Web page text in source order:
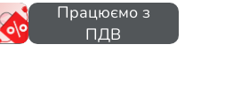
Працюємо з
ПДВ